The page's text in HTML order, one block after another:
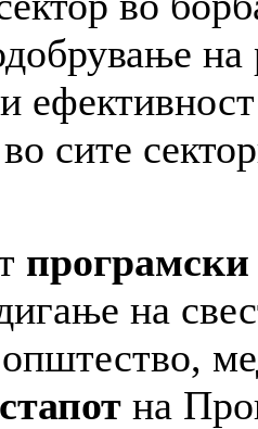
на
сите
на
општество,
на